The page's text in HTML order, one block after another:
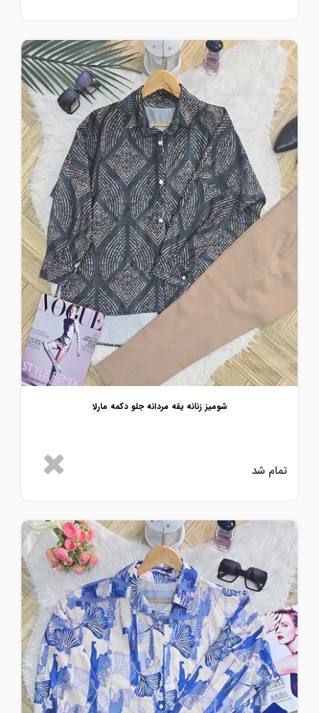
شومیز زنانه یقه مردانه جلو دکمه مارلا
تمام شد